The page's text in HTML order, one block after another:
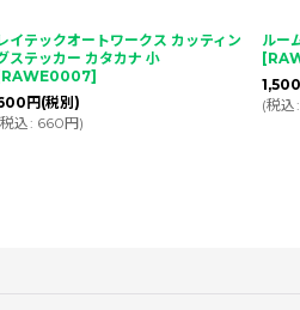
イテックオートワークス カッティン
ステッカー カタカナ 小
RAWE0007]
円 (税別)
税込: 660円)
ルー
[
1,500
(税込: